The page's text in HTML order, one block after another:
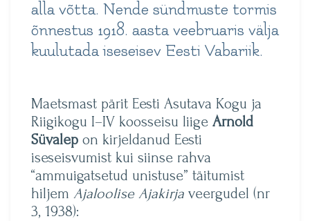
alla võtta. Nende sündmuste tormis
õnnestus 1918. aasta veebruaris välja
kuulutada iseseisev Eesti Vabariik.
Maetsmast pärit Eesti Asutava Kogu ja
Riigikogu I–IV koosseisu liige Arnold
Süvalep on kirjeldanud Eesti
iseseisvumist kui siinse rahva
“ammuigatsetud unistuse” täitumist
hiljem Ajaloolise Ajakirja veergudel (nr
3, 1938):